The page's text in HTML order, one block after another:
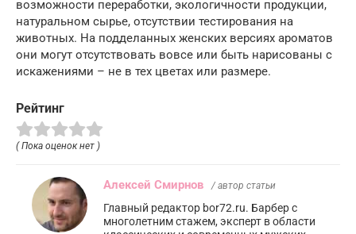
возможности переработки, экологичности продукции,
натуральном сырье, отсутствии тестирования на
животных. На подделанных женских версиях ароматов
они могут отсутствовать вовсе или быть нарисованы с
искажениями – не в тех цветах или размере.
Рейтинг
( Пока оценок нет )
Алексей Смирнов / автор статьи
Главный редактор bor72.ru. Барбер с
многолетним стажем, эксперт в области